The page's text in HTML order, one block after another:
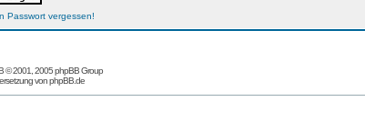
Passwort vergessen!
© 2001, 2005 phpBB Group
vonphpBB.de